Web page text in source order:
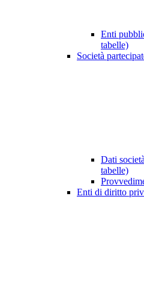
Enti
tabelle)
Società
Dati
tabelle)
Enti di diritto